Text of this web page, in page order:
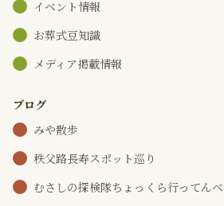
イベント情報
お葬式豆知識
メディア掲載情報
ブログ
みや散歩
秩父路長寿スポット巡り
むさしの探検隊ちょっくら行ってんべ